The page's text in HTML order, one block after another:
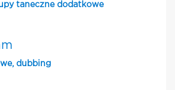
taneczne dodatkowe
dubbing